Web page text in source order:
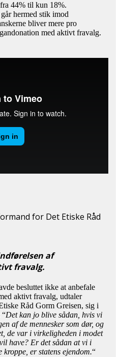
44% til kun 18%.
hermed stik imod
bliver mere pro
med aktivt fravalg.
for Det Etiske Råd
af
fravalg.
besluttet ikke at anbefale
aktivt fravalg, udtaler
Råd Gorm Greisen, sig i
“Det kan jo blive sådan, hvis vi
af de mennesker som dør, og
de var i virkeligheden i modet
have? Er det sådan at vi i
er statens ejendom.“